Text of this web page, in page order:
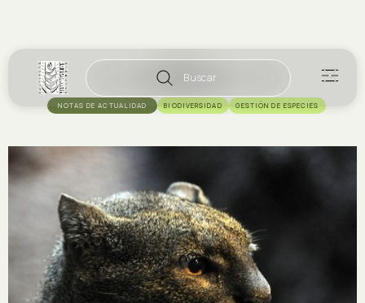
Buscar
NOTAS DE ACTUALIDAD BIODIVERSIDAD GESTIÓN DE ESPECIES